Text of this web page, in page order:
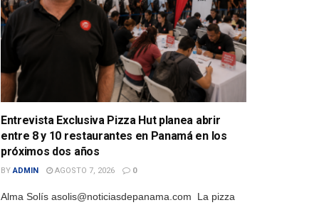
Entrevista Exclusiva Pizza Hut planea abrir
entre 8 y 10 restaurantes en Panamá en los
próximos dos años
BY ADMIN AGOSTO 7, 2026 0
Alma Solís asolis@noticiasdepanama.com La pizza